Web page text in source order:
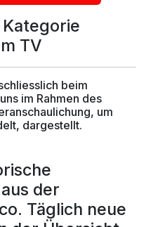
TV
beim
im Rahmen des
um
dargestellt.
der
Täglich neue